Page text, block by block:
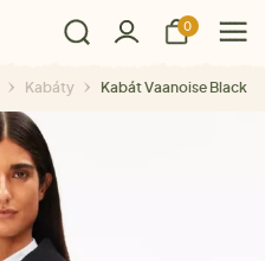
0
Kabáty Kabát Vaanoise Black